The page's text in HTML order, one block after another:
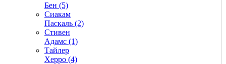
Бен (5)
Сиакам
Паскаль (2)
Стивен
Адамс (1)
Тайлер
Херро (4)